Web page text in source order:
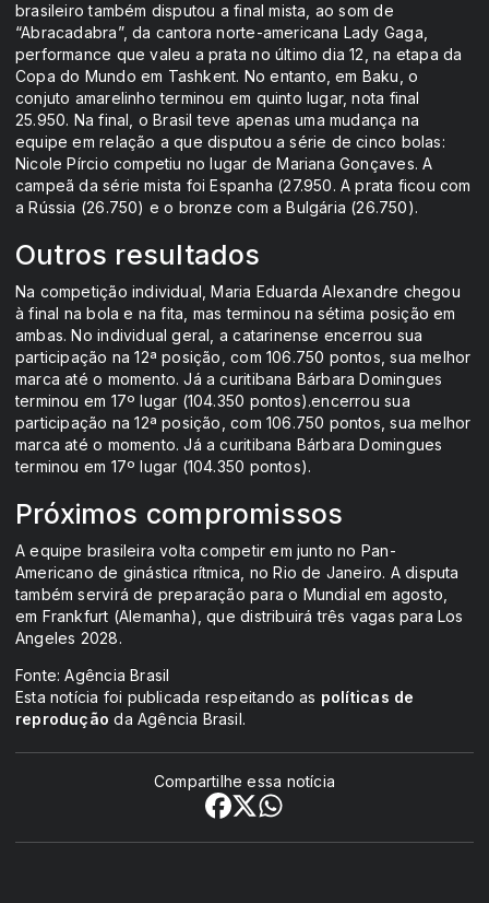
brasileiro também disputou a final mista, ao som de
“Abracadabra”, da cantora norte-americana Lady Gaga,
performance que valeu a prata no último dia 12, na etapa da
Copa do Mundo em Tashkent. No entanto, em Baku, o
conjuto amarelinho terminou em quinto lugar, nota final
25.950. Na final, o Brasil teve apenas uma mudança na
equipe em relação a que disputou a série de cinco bolas:
Nicole Pírcio competiu no lugar de Mariana Gonçaves. A
campeã da série mista foi Espanha (27.950. A prata ficou com
a Rússia (26.750) e o bronze com a Bulgária (26.750).
Outros resultados
Na competição individual, Maria Eduarda Alexandre chegou
à final na bola e na fita, mas terminou na sétima posição em
ambas. No individual geral, a catarinense encerrou sua
participação na 12ª posição, com 106.750 pontos, sua melhor
marca até o momento. Já a curitibana Bárbara Domingues
terminou em 17º lugar (104.350 pontos).encerrou sua
participação na 12ª posição, com 106.750 pontos, sua melhor
marca até o momento. Já a curitibana Bárbara Domingues
terminou em 17º lugar (104.350 pontos).
Próximos compromissos
A equipe brasileira volta competir em junto no Pan-
Americano de ginástica rítmica, no Rio de Janeiro. A disputa
também servirá de preparação para o Mundial em agosto,
em Frankfurt (Alemanha), que distribuirá três vagas para Los
Angeles 2028.
Fonte: Agência Brasil
Esta notícia foi publicada respeitando as políticas de
reprodução da Agência Brasil.
Compartilhe essa notícia